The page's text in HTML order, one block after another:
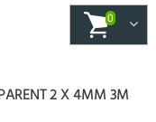
0
2 X 4MM 3M